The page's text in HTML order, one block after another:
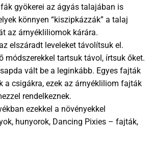
gyökerei az ágyás talajában is
könnyen “kiszipkázzák” a talaj
az árnyékliliomok kárára.
elszáradt leveleket távolítsuk el.
módszerekkel tartsuk távol, írtsuk őket.
vált be a leginkább. Egyes fajták
a csigákra, ezek az árnyékliliom fajták
rendelkeznek.
ezekkel a növényekkel
hunyorok, Dancing Pixies – fajták,